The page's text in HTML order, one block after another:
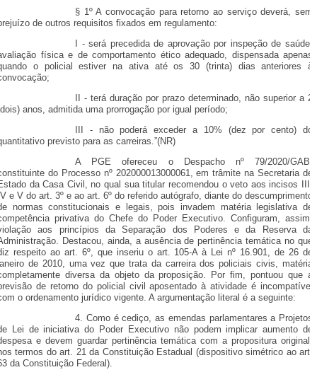
§ 1º A convocação para retorno ao serviço deverá, sem
de outros requisitos fixados em regulamento:
I - será precedida de aprovação por inspeção de saúde,
física e de comportamento ético adequado, dispensada apenas
o policial estiver na ativa até os 30 (trinta) dias anteriores à
II - terá duração por prazo determinado, não superior a 2
anos, admitida uma prorrogação por igual período;
III - não poderá exceder a 10% (dez por cento) do
previsto para as carreiras.”(NR)
A PGE ofereceu o Despacho nº 79/2020/GAB,
do Processo nº 202000013000061, em trâmite na Secretaria de
da Casa Civil, no qual sua titular recomendou o veto aos incisos III,
e V do art. 3º e ao art. 6º do referido autógrafo, diante do descumprimento
normas constitucionais e legais, pois invadem matéria legislativa de
privativa do Chefe do Poder Executivo. Configuram, assim,
aos princípios da Separação dos Poderes e da Reserva da
Destacou, ainda, a ausência de pertinência temática no que
respeito ao art. 6º, que inseriu o art. 105-A à Lei nº 16.901, de 26 de
de 2010, uma vez que trata da carreira dos policiais civis, matéria
diversa da objeto da proposição. Por fim, pontuou que a
de retorno do policial civil aposentado à atividade é incompatível
o ordenamento jurídico vigente. A argumentação literal é a seguinte:
4. Como é cediço, as emendas parlamentares a Projetos
Lei de iniciativa do Poder Executivo não podem implicar aumento de
e devem guardar pertinência temática com a propositura original,
termos do art. 21 da Constituição Estadual (dispositivo simétrico ao art.
da Constituição Federal).